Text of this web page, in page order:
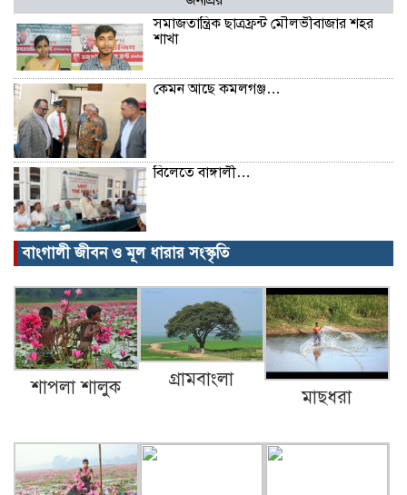
সমাজতান্ত্রিক ছাত্রফ্রন্ট মৌলভীবাজার শহর
শাখা
কেমন আছে কমলগঞ্জ…
বিলেতে বাঙ্গালী…
বিক্ষোভ, গ্রেপ্তার, অজগর, সেগুনকাঠ আর
পাইপগান।
প্রধানমন্ত্রীর কার্যালয় থেকে সহায়তা
বাংগালী জীবন ও মূল ধারার সংস্কৃতি
শাপলা শালুক
গ্রামবাংলা
মাছধরা